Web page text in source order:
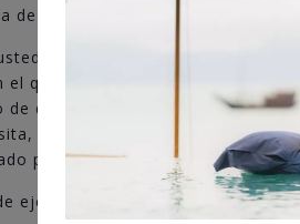
de las
, con
o la persona designada,
el que podrá disfrutar de los
de disfrutarla hasta el máximo de
ni por parte de la empresa
por la persona o personas que
ejemplo: